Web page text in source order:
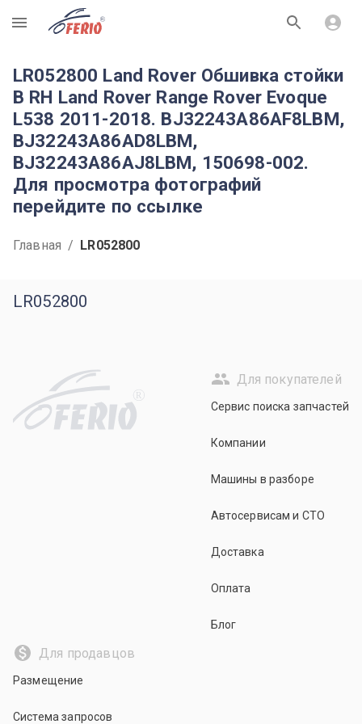
R
LR052800 Land Rover Обшивка стойки
B RH Land Rover Range Rover Evoque
L538 2011-2018. BJ32243A86AF8LBM,
BJ32243A86AD8LBM,
BJ32243A86AJ8LBM, 150698-002.
Для просмотра фотографий
перейдите по ссылке
Главная / LR052800
LR052800
R
Для покупателей
Сервис поиска запчастей
Компании
Машины в разборе
Автосервисам и СТО
Доставка
Оплата
Блог
Для продавцов
Размещение
Система запросов